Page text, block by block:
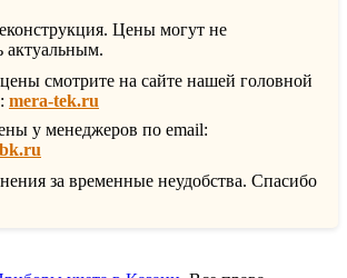
Цены могут не
актуальным.
смотрите на сайте нашей головной
mera-tek.ru
у менеджеров по email:
за временные неудобства. Спасибо